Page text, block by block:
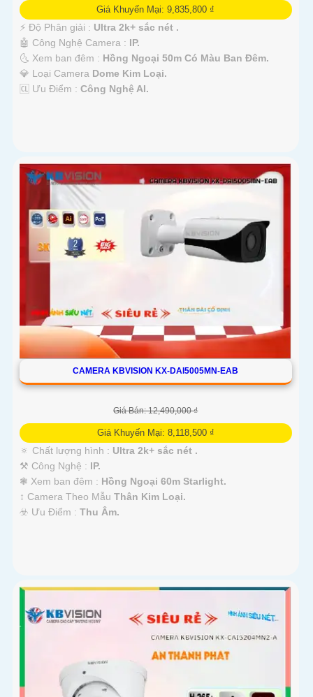
Giá Khuyến Mại: 9,835,800 ₫
️⚡ Độ Phân giải : Ultra 2k+ sắc nét .
🤖️ Công Nghệ Camera : IP.
🌜 Xem ban đêm : Hồng Ngoại 50m Có Màu Ban Đêm.
💎 Loại Camera Dome Kim Loại.
️🆑 Ưu Điểm : Công Nghệ AI.
CAMERA KBVISION KX-DAI5005MN-EAB
Giá Bán: 12,490,000 ₫
Giá Khuyến Mại: 8,118,500 ₫
🔅 Chất lượng hình : Ultra 2k+ sắc nét .
⚒ Công Nghệ : IP.
❃ Xem ban đêm : Hồng Ngoại 60m Starlight.
↕️ Camera Theo Mẫu Thân Kim Loại.
️☣️ Ưu Điểm : Thu Âm.